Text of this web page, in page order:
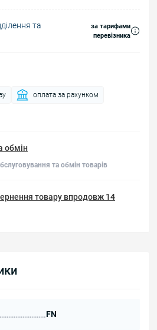
та
за тарифами
перевізника
оплата за рахунком
обмін
та обмін товарів
товару впродовж 14
FN